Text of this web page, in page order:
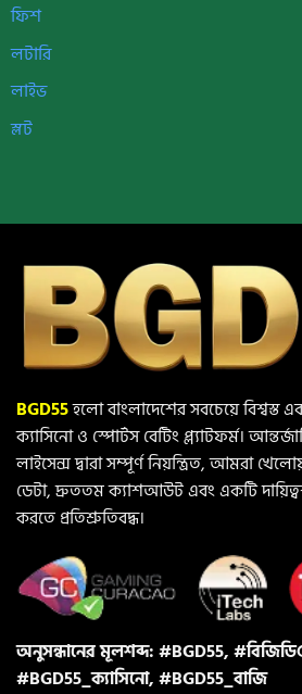
ফিশ
লটারি
লাইভ
স্লট
BGD55হলো বাংলাদেশের সবচেয়ে বিশ্বস্ত
ক্যাসিনো ও স্পোর্টস বেটিং প্ল্যাটফর্ম।
লাইসেন্স দ্বারা সম্পূর্ণ নিয়ন্ত্রিত, আমরা
ডেটা, দ্রুততম ক্যাশআউট এবং একটি
করতে প্রতিশ্রুতিবদ্ধ।
অনুসন্ধানের মূলশব্দ: #BGD55,
#BGD55_ক্যাসিনো, #BGD55_বাজি